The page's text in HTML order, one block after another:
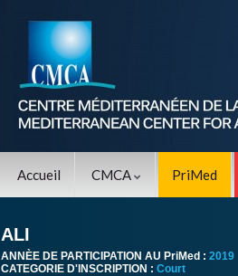
Accueil CMCA PriMed
ALI
ANNÈE DE PARTICIPATION AU PriMed : 2019
CATEGORIE D'INSCRIPTION : Court